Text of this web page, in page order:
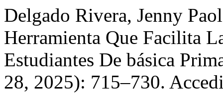
Delgado Rivera, Jenny
Herramienta Que Facilita
Estudiantes De básica
28, 2025): 715–730.